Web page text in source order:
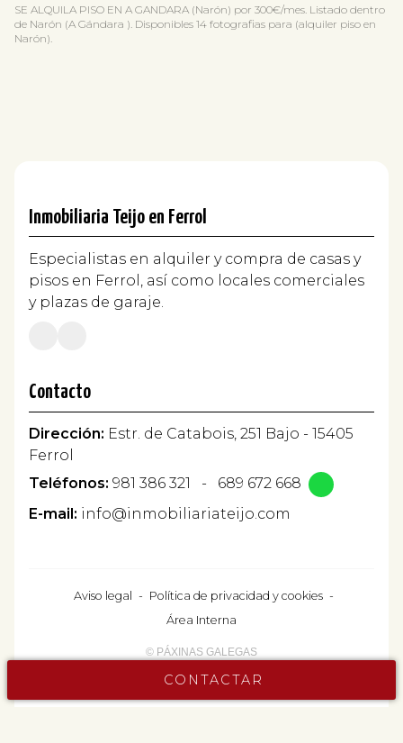
CONTACTAR
SE ALQUILA PISO EN A GANDARA (Narón) por 300€/mes. Listado dentro
de Narón (A Gándara ). Disponibles 14 fotografias para (alquiler piso en
Narón).
Inmobiliaria Teijo en Ferrol
Especialistas en alquiler y compra de casas y
pisos en Ferrol, así como locales comerciales
y plazas de garaje.
Contacto
Dirección: Estr. de Catabois, 251 Bajo - 15405
Ferrol
Teléfonos: 981 386 321 -
689 672 668
E-mail: info@inmobiliariateijo.com
Aviso legal - Política de privacidad y cookies -
Área Interna
© PÁXINAS GALEGAS